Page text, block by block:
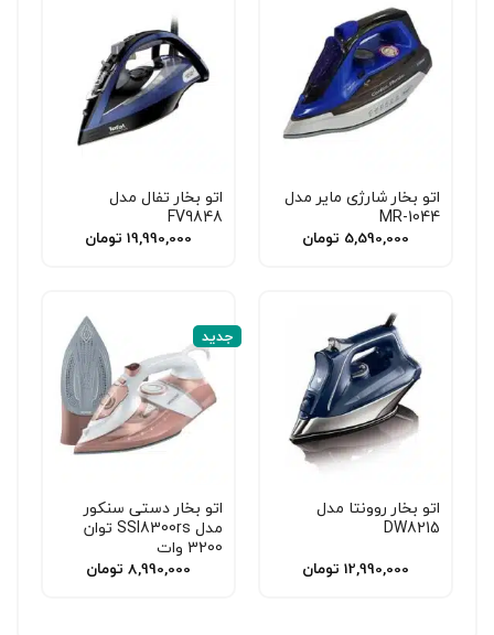
اتو بخار شارژی مایر مدل
MR-1044
5,590,000 تومان
اتو بخار تفال مدل
FV9848
19,990,000 تومان
اتو بخار روونتا مدل
DW8215
12,990,000 تومان
جدید
اتو بخار دستی سنکور
مدل SSI8300rs توان
3200 وات
8,990,000 تومان